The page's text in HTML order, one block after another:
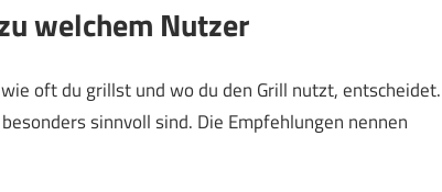
welchem Nutzer
oft du grillst und wo du den Grill nutzt, entscheidet.
sinnvoll sind. Die Empfehlungen nennen